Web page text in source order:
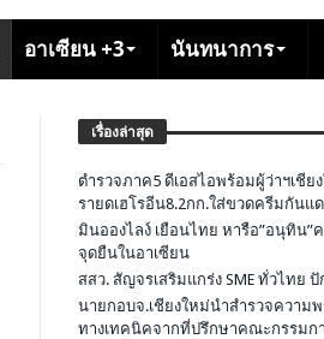
อาเซียน +3 นันทนาการ
เรื่องล่าสุด
ตำรวจภาค5 ดีเอสไอพร้อมผู้ว่าฯเชีย
รายดเฮโรอีน8.2กก.ใส่ขวดครีมกันแ
มินอองไลง์ เยือนไทย หารือ”อนุทิน
จุดยืนในอาเซียน
สสว. สัญจรเสริมแกร่ง SME ทั่วไทย
นายกอบจ.เชียงใหม่นำสำรวจความ
ทางเทคนิคจากที่ปรึกษาคณะกรรมก